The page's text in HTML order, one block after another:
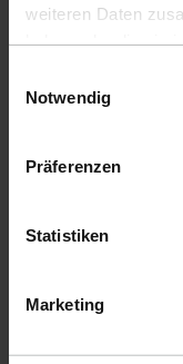
weiteren Daten
Einstellungen zu
Notwendig
Präferenzen
Statistiken
Marketing
Right of